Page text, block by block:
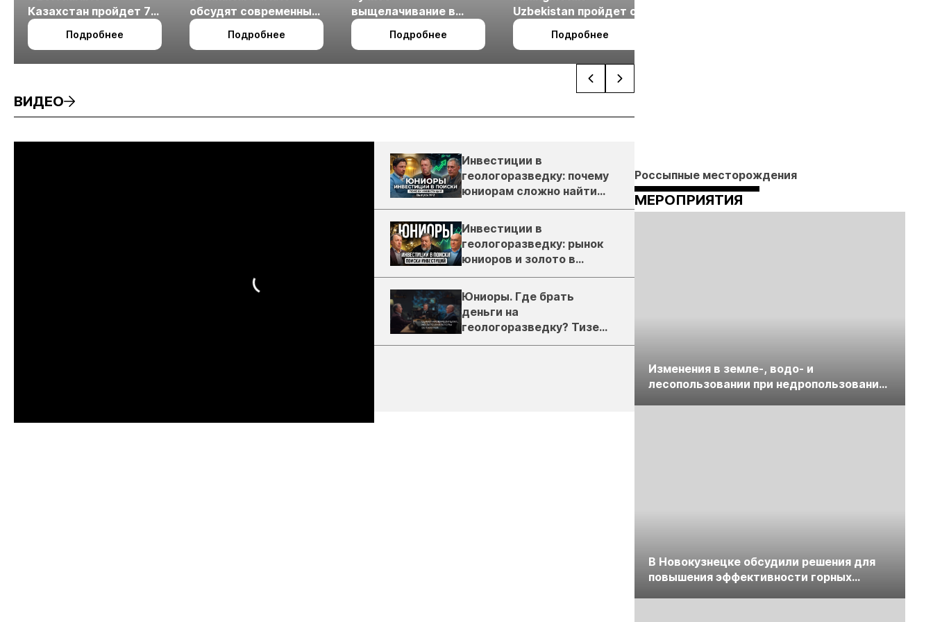
Казахстан пройдет 7
октября в Алматы
Подробнее
обсудят современные
технологии
измельчения
Подробнее
выщелачивание в
холодном климате
Подробнее
Uzbekistan пройдет с
27 по 29 октября в г.
Ташкент
Подробнее
ВИДЕО
Инвестиции в
геологоразведку: почему
юниорам сложно найти
деньги
Инвестиции в
геологоразведку: рынок
юниоров и золото в
России
Юниоры. Где брать
деньги на
геологоразведку? Тизер
подкаста ЗиТ №1
Россыпные месторождения
МЕРОПРИЯТИЯ
Изменения в земле-, водо- и
лесопользовании при недропользовании
В Новокузнецке обсудили решения для
повышения эффективности горных